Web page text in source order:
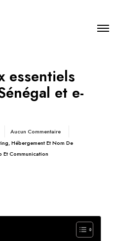
essentiels
et e-
Aucun Commentaire
,Hébergement Et Nom De
Et Communication